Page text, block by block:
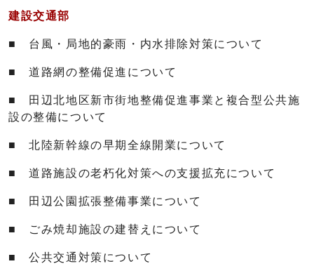
建設交通部
■ 台風・局地的豪雨・内水排除対策について
■ 道路網の整備促進について
■ 田辺北地区新市街地整備促進事業と複合型公共施
設の整備について
■ 北陸新幹線の早期全線開業について
■ 道路施設の老朽化対策への支援拡充について
■ 田辺公園拡張整備事業について
■ ごみ焼却施設の建替えについて
■ 公共交通対策について